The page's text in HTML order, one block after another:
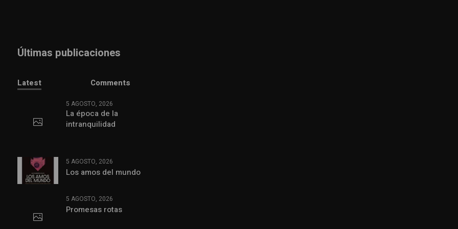
Últimas publicaciones
Latest Comments
5 AGOSTO, 2026
La época de la
intranquilidad
5 AGOSTO, 2026
Los amos del mundo
5 AGOSTO, 2026
Promesas rotas